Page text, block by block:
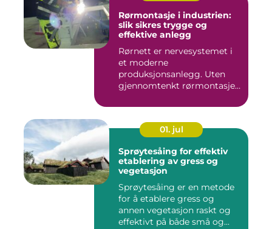
Rørmontasje i industrien:
slik sikres trygge og
effektive anlegg
Rørnett er nervesystemet i
et moderne
produksjonsanlegg. Uten
gjennomtenkt rørmontasje
01. jul
Sprøytesåing for effektiv
etablering av gress og
vegetasjon
Sprøytesåing er en metode
for å etablere gress og
annen vegetasjon raskt og
effektivt på både små og...